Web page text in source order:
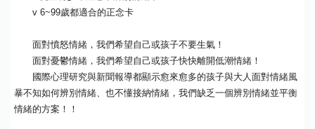
v 6~99歲都適合的正念卡
面對憤怒情緒，我們希望自己或孩子不要生氣！
面對憂鬱情緒，我們希望自己或孩子快快離開低潮情緒！
國際心理研究與新聞報導都顯示愈來愈多的孩子與大人面對情緒風
暴不知如何辨別情緒、也不懂接納情緒，我們缺乏一個辨別情緒並平衡
情緒的方案！！